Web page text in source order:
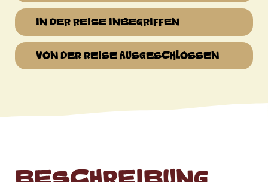
IN DER REISE INBEGRIFFEN
VON DER REISE AUSGESCHLOSSEN